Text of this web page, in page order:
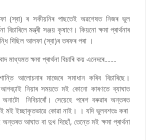
(স্বা) ৰ সকীয়নিৰ পাছতেই অৱশেষত নিজৰ ভুল
বিচাৰিলে মন্ত্ৰী সঞ্জয় কৃষাণে। কিয়নো ক্ষমা প্ৰাৰ্থনাৰ
দিছিল আলফা (স্বা)ৰ তৰফৰ পৰা ।
মাধ্যমত ক্ষমা প্ৰাৰ্থনা বিচাৰি কয় এনেদৰে........
আলোচনাৰ মাজেৰে সমাধান কৰিব বিচাৰিছে।
নিয়াৰ সময়তে মই কোনো কাৰণতে ব্যাঘাত
অনাটো নিবিচাৰোঁ। সেয়েহে পৰেশ বৰুৱাৰ অন্তৰত
ইচ্ছাকৃতভাৱে কোৱা নাই। । যদি ভুলবশতঃ কৰা
আঘাত বা দুখ দিছোঁ, তেন্তে মই ক্ষমা প্ৰাৰ্থনা